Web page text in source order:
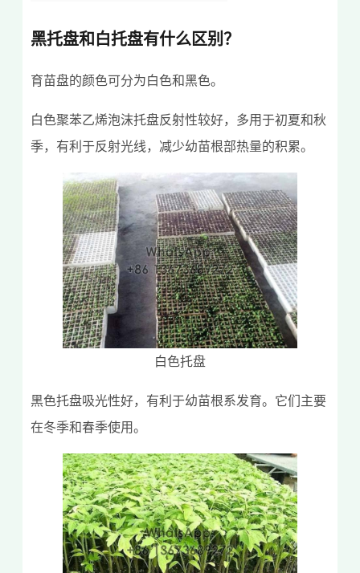
黑托盘和白托盘有什么区别？
育苗盘的颜色可分为白色和黑色。
白色聚苯乙烯泡沫托盘反射性较好，多用于初夏和秋
季，有利于反射光线，减少幼苗根部热量的积累。
白色托盘
黑色托盘吸光性好，有利于幼苗根系发育。它们主要
在冬季和春季使用。